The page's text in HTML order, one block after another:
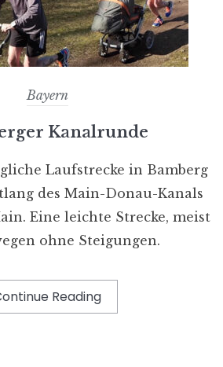
Bayern
Kanalrunde
Laufstrecke in Bamberg
des Main-Donau-Kanals
Eine leichte Strecke, meist
ohne Steigungen.
Reading